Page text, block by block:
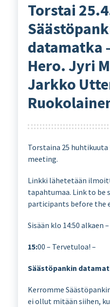
Torstai
datamatka
Hero. Jyri
Jarkko
Torstaina 25 huhtikuuta
meeting.
Linkki lähetetään
tapahtumaa. Link to be
participants before the
Sisään klo 14:50 alkaen
15:00 – Tervetuloa! –
Säästöpankin
Kerromme
ei ollut mitään siihen,